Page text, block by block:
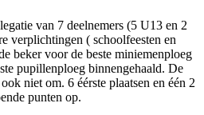
van 7 deelnemers (5 U13 en 2
verplichtingen ( schoolfeesten en
beker voor de beste miniemenploeg
pupillenploeg binnengehaald. De
niet om. 6 éérste plaatsen en één 2
punten op.